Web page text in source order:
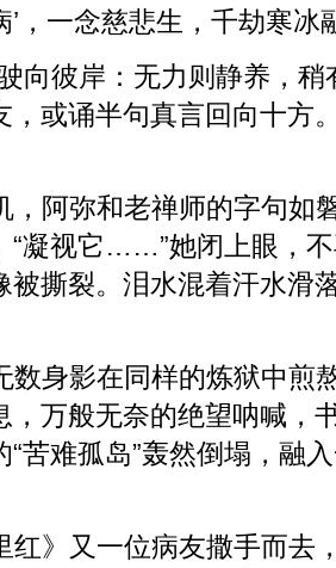
’，一念慈悲生，千劫寒冰
向彼岸：无力则静养，稍
，或诵半句真言回向十方
阿弥和老禅师的字句如
“凝视它……”她闭上眼，
被撕裂。泪水混着汗水滑
数身影在同样的炼狱中
，万般无奈的绝望呐喊，
难孤岛”轰然倒塌，融
》又一位病友撒手而去